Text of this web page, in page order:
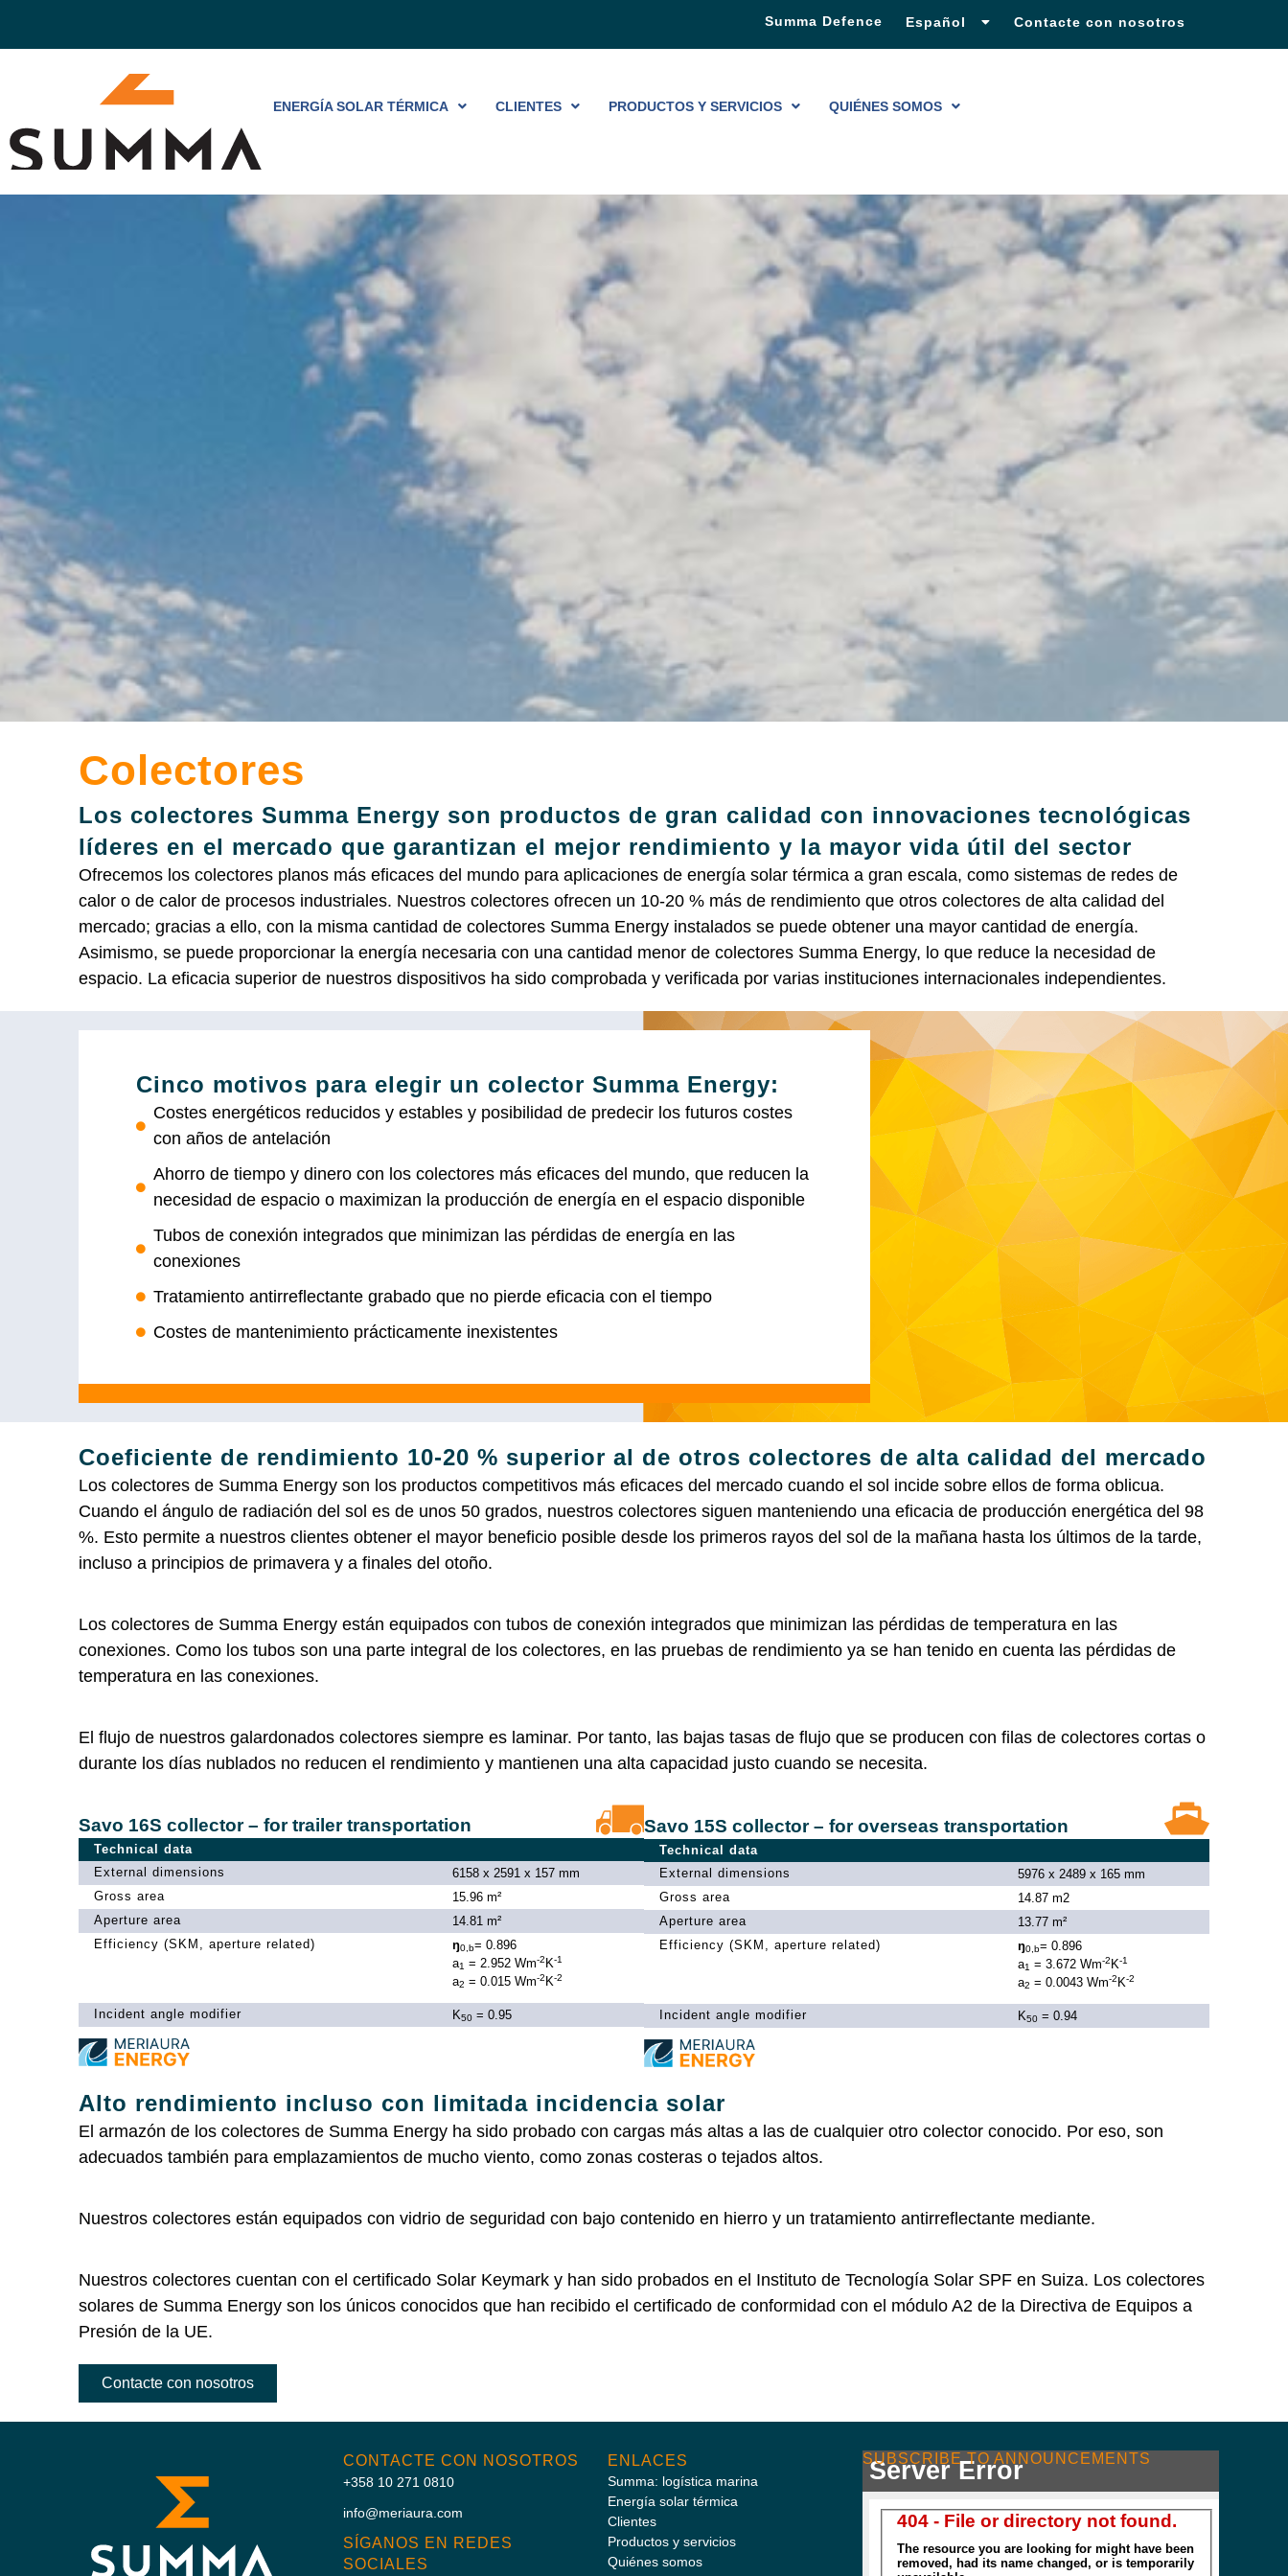
Summa Defence Español
Français Contacte con nosotros
ENERGÍA SOLAR TÉRMICA CLIENTES PRODUCTOS Y SERVICIOS QUIÉNES SOMOS
Colectores
Los colectores Summa Energy son productos de gran calidad con innovaciones tecnológicas
líderes en el mercado que garantizan el mejor rendimiento y la mayor vida útil del sector
Ofrecemos los colectores planos más eficaces del mundo para aplicaciones de energía solar térmica a gran escala, como sistemas de redes de
calor o de calor de procesos industriales. Nuestros colectores ofrecen un 10-20 % más de rendimiento que otros colectores de alta calidad del
mercado; gracias a ello, con la misma cantidad de colectores Summa Energy instalados se puede obtener una mayor cantidad de energía.
Asimismo, se puede proporcionar la energía necesaria con una cantidad menor de colectores Summa Energy, lo que reduce la necesidad de
espacio. La eficacia superior de nuestros dispositivos ha sido comprobada y verificada por varias instituciones internacionales independientes.
Cinco motivos para elegir un colector Summa Energy:
Costes energéticos reducidos y estables y posibilidad de predecir los futuros costes
con años de antelación
Ahorro de tiempo y dinero con los colectores más eficaces del mundo, que reducen la
necesidad de espacio o maximizan la producción de energía en el espacio disponible
Tubos de conexión integrados que minimizan las pérdidas de energía en las
conexiones
Tratamiento antirreflectante grabado que no pierde eficacia con el tiempo
Costes de mantenimiento prácticamente inexistentes
Coeficiente de rendimiento 10-20 % superior al de otros colectores de alta calidad del mercado
Los colectores de Summa Energy son los productos competitivos más eficaces del mercado cuando el sol incide sobre ellos de forma oblicua.
Cuando el ángulo de radiación del sol es de unos 50 grados, nuestros colectores siguen manteniendo una eficacia de producción energética del 98
%. Esto permite a nuestros clientes obtener el mayor beneficio posible desde los primeros rayos del sol de la mañana hasta los últimos de la tarde,
incluso a principios de primavera y a finales del otoño.
Los colectores de Summa Energy están equipados con tubos de conexión integrados que minimizan las pérdidas de temperatura en las
conexiones. Como los tubos son una parte integral de los colectores, en las pruebas de rendimiento ya se han tenido en cuenta las pérdidas de
temperatura en las conexiones.
El flujo de nuestros galardonados colectores siempre es laminar. Por tanto, las bajas tasas de flujo que se producen con filas de colectores cortas o
durante los días nublados no reducen el rendimiento y mantienen una alta capacidad justo cuando se necesita.
Savo 16S collector – for trailer transportation
Technical data
External dimensions
6158 x 2591 x 157 mm
Gross area
15.96 m²
Aperture area
14.81 m²
Efficiency (SKM, aperture related)
ŋ0,b= 0.896
a1 = 2.952 Wm-2 K-1
a2 = 0.015 Wm-2 K-2
Incident angle modifier K50= 0.95
Savo 15S collector – for overseas transportation
Technical data
External dimensions
5976 x 2489 x 165 mm
Gross area
14.87 m2
Aperture area
13.77 m²
Efficiency (SKM, aperture related)
ŋ0,b= 0.896
a1 = 3.672 Wm-2 K-1
a2 = 0.0043 Wm-2 K-2
Incident angle modifier K50= 0.94
Alto rendimiento incluso con limitada incidencia solar
El armazón de los colectores de Summa Energy ha sido probado con cargas más altas a las de cualquier otro colector conocido. Por eso, son
adecuados también para emplazamientos de mucho viento, como zonas costeras o tejados altos.
Nuestros colectores están equipados con vidrio de seguridad con bajo contenido en hierro y un tratamiento antirreflectante mediante.
Nuestros colectores cuentan con el certificado Solar Keymark y han sido probados en el Instituto de Tecnología Solar SPF en Suiza. Los colectores
solares de Summa Energy son los únicos conocidos que han recibido el certificado de conformidad con el módulo A2 de la Directiva de Equipos a
Presión de la UE.
Contacte con nosotros
CONTACTE CON NOSOTROS
+358 10 271 0810
info@meriaura.com
SÍGANOS EN REDES
SOCIALES
ENLACES
Summa: logística marina
Energía solar térmica
Clientes
Productos y servicios
Quiénes somos
SUBSCRIBE TO ANNOUNCEMENTS